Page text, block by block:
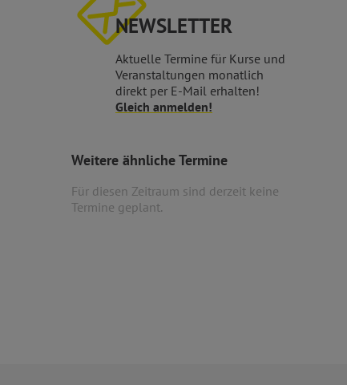
NEWSLETTER
Aktuelle Termine für Kurse und
Veranstaltungen monatlich
direkt per E-Mail erhalten!
Gleich anmelden!
Weitere ähnliche Termine
Für diesen Zeitraum sind derzeit keine
Termine geplant.